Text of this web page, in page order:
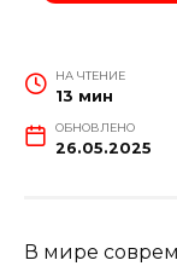
НА ЧТЕНИЕ
13 мин
ОБНОВЛЕНО
26.05.2025
В мире